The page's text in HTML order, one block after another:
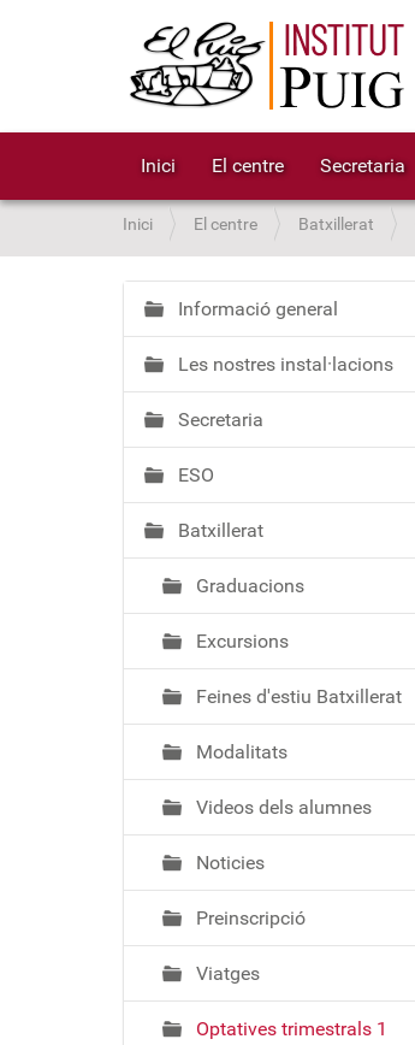
Inici El centre Secretaria
S
o
u
:
Inici El centre Batxillerat
N
a
v
e
g
a
c
ó
Informació general
Les nostres instal·lacions
Secretaria
ESO
Batxillerat
Graduacions
Excursions
Feines d'estiu Batxillerat
Modalitats
Videos dels alumnes
Noticies
Preinscripció
Viatges
Optatives trimestrals 1